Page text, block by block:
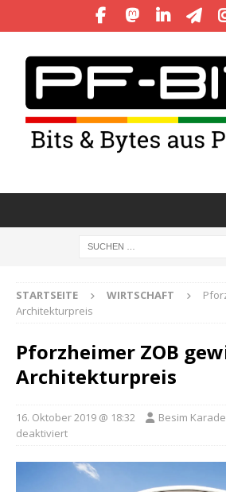
STARTSEITE WIRTSCHAFT
Architekturpreis
Pforzheimer ZOB
Architekturpreis
16. Oktober 2019 @ 18:32 Besim
deaktiviert